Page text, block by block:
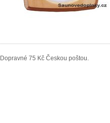
Dopravné 75 Kč Českou poštou.